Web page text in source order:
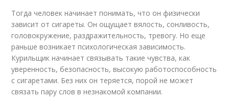
Тогда человек начинает понимать, что он физически
зависит от сигареты. Он ощущает вялость, сонливость,
головокружение, раздражительность, тревогу. Но еще
раньше возникает психологическая зависимость.
Курильщик начинает связывать такие чувства, как
уверенность, безопасность, высокую работоспособность
с сигаретами. Без них он теряется, порой не может
связать пару слов в незнакомой компании.